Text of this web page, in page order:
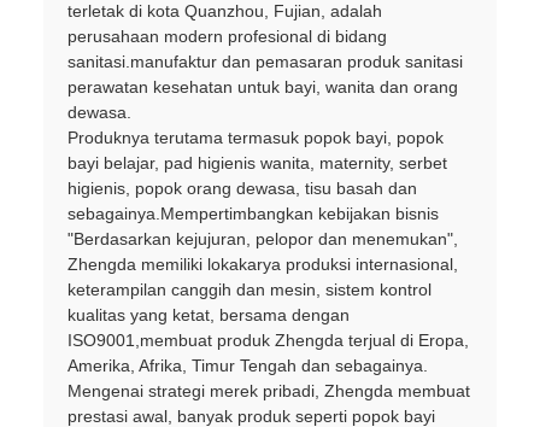
terletak di kota Quanzhou, Fujian, adalah
perusahaan modern profesional di bidang
sanitasi.manufaktur dan pemasaran produk sanitasi
perawatan kesehatan untuk bayi, wanita dan orang
dewasa.
Produknya terutama termasuk popok bayi, popok
bayi belajar, pad higienis wanita, maternity, serbet
higienis, popok orang dewasa, tisu basah dan
sebagainya.Mempertimbangkan kebijakan bisnis
"Berdasarkan kejujuran, pelopor dan menemukan",
Zhengda memiliki lokakarya produksi internasional,
keterampilan canggih dan mesin, sistem kontrol
kualitas yang ketat, bersama dengan
ISO9001,membuat produk Zhengda terjual di Eropa,
Amerika, Afrika, Timur Tengah dan sebagainya.
Mengenai strategi merek pribadi, Zhengda membuat
prestasi awal, banyak produk seperti popok bayi